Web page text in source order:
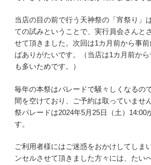
当店の目の前で行う天神祭の「宵祭り」
ての試みということで、実行員会さんと
せて頂きました。次回は1カ月前から事
ばありがたいです。（当店は1カ月前か
も多いためです。）
毎年の本祭はパレードで騒々しくなるの
間を空けており、ご予約は取っていませ
祭パレードは2024年5月25日（土）14:00
す。
ご利用者様にはご迷惑をおかけしてしま
ンセルさせて頂きました方々には、たい